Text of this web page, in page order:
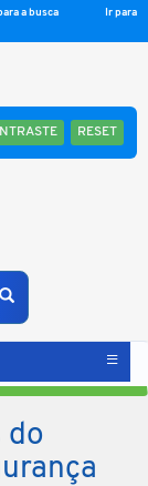
a busca
Ir para
RESET
Buscar
do